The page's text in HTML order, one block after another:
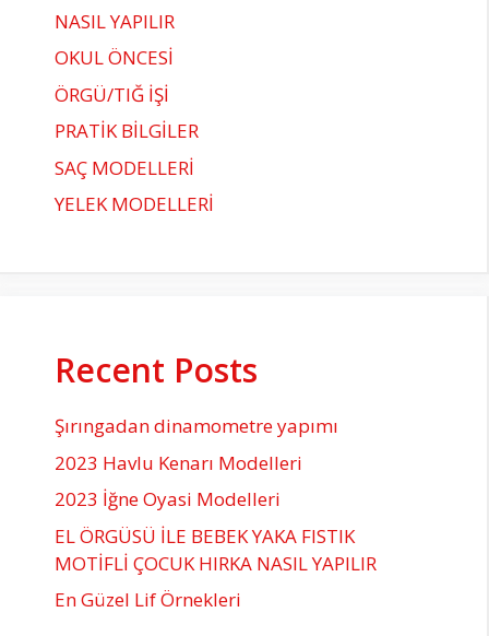
NASIL YAPILIR
OKUL ÖNCESİ
ÖRGÜ/TIĞ İŞİ
PRATİK BİLGİLER
SAÇ MODELLERİ
YELEK MODELLERİ
Recent Posts
Şırıngadan dinamometre yapımı
2023 Havlu Kenarı Modelleri
2023 İğne Oyasi Modelleri
EL ÖRGÜSÜ İLE BEBEK YAKA FISTIK
MOTİFLİ ÇOCUK HIRKA NASIL YAPILIR
En Güzel Lif Örnekleri